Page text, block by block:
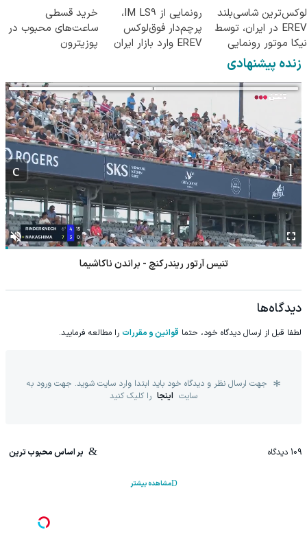
لوکس‌ترین شاسی‌بلند
EREV در ایران، توسط
نیکا موتور رونمایی
شد!
رونمایی از IM LS9،
پرچم‌دار فوق‌لوکس
EREV وارد بازار ایران
خرید قسطی
ساعت‌های محبوب در
پوزیترون
زنده پیشنهادی
تنیس آرتور ریندرکنچ - براندن ناکاشیما
دیدگاه‌ها
لطفا قبل از ارسال دیدگاه خود، حتما قوانین و مقررات را مطالعه فرمایید.
جهت ارسال نظر و دیدگاه خود باید ابتدا وارد سایت شوید. جهت ورود به
سایت اینجا را کلیک کنید
109 دیدگاه بر اساس محبوب ترین
مشاهده بیشتر